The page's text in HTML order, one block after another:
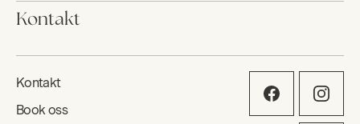
Kontakt
Kontakt
Book oss